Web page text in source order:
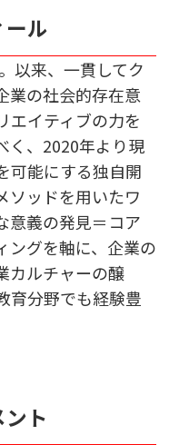
ール
以来、一貫してク
業の社会的存在意
エイティブの力を
く、2020年より現
可能にする独自開
ソッドを用いたワ
意義の発見＝コア
ングを軸に、企業の
カルチャーの醸
育分野でも経験豊
ト